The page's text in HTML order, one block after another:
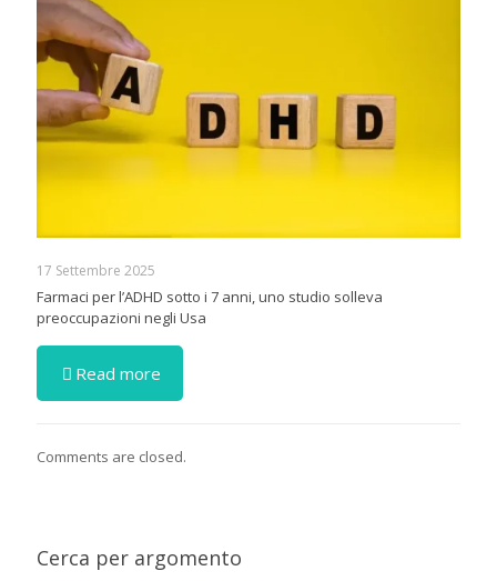
17 Settembre 2025
Farmaci per l’ADHD sotto i 7 anni, uno studio solleva
preoccupazioni negli Usa
Read more
Comments are closed.
Cerca per argomento